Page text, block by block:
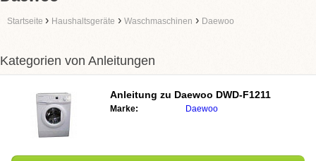
Startseite › Haushaltsgeräte › Waschmaschinen › Daewoo
Kategorien von Anleitungen
Anleitung zu Daewoo DWD-F1211
Marke: Daewoo